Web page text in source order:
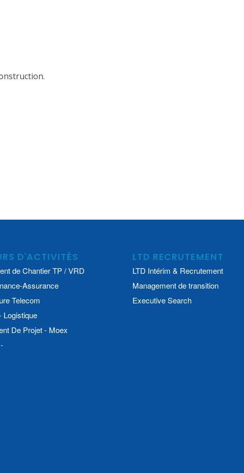
D'ACTIVITÉS
de Chantier TP / VRD
Assurance
Telecom
Logistique
De Projet - Moex
LTD RECRUTEMENT
LTD Intérim & Recrutement
Management de transition
Executive Search